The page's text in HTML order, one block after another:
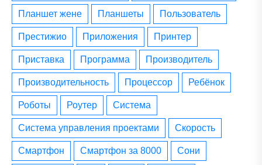
планшет жене планшеты пользователь
престижио приложения принтер
приставка программа производитель
производительность процессор ребёнок
роботы роутер система
система управления проектами скорость
смартфон смартфон за 8000 сони